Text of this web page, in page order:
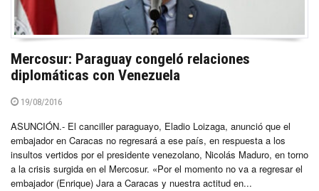
Mercosur: Paraguay congeló relaciones
diplomáticas con Venezuela
19/08/2016
ASUNCIÓN.- El canciller paraguayo, Eladio Loizaga, anunció que el
embajador en Caracas no regresará a ese país, en respuesta a los
insultos vertidos por el presidente venezolano, Nicolás Maduro, en torno
a la crisis surgida en el Mercosur. «Por el momento no va a regresar el
embajador (Enrique) Jara a Caracas y nuestra actitud en...